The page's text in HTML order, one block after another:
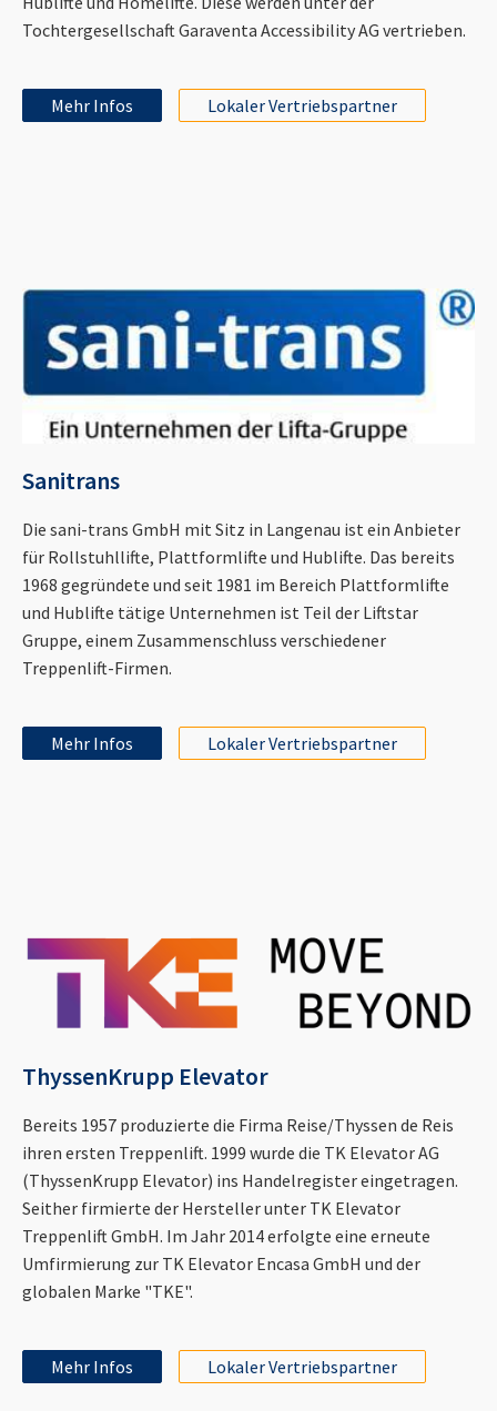
Tochtergesellschaft Garaventa Accessibility AG vertrieben.
Mehr Infos Lokaler Vertriebspartner
Sanitrans
Die sani-trans GmbH mit Sitz in Langenau ist ein Anbieter
für Rollstuhllifte, Plattformlifte und Hublifte. Das bereits
1968 gegründete und seit 1981 im Bereich Plattformlifte
und Hublifte tätige Unternehmen ist Teil der Liftstar
Gruppe, einem Zusammenschluss verschiedener
Treppenlift-Firmen.
Mehr Infos Lokaler Vertriebspartner
ThyssenKrupp Elevator
Bereits 1957 produzierte die Firma Reise/Thyssen de Reis
ihren ersten Treppenlift. 1999 wurde die TK Elevator AG
(ThyssenKrupp Elevator) ins Handelregister eingetragen.
Seither firmierte der Hersteller unter TK Elevator
Treppenlift GmbH. Im Jahr 2014 erfolgte eine erneute
Umfirmierung zur TK Elevator Encasa GmbH und der
globalen Marke "TKE".
Mehr Infos Lokaler Vertriebspartner